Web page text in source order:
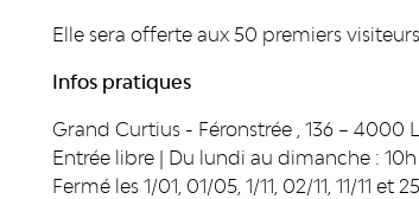
Elle sera offerte aux 50 premiers
Infos pratiques
Grand Curtius - Féronstrée , 136 – 4000
Entrée libre | Du lundi au dimanche :
Fermé les 1/01, 01/05, 1/11, 02/11, 11/11 et